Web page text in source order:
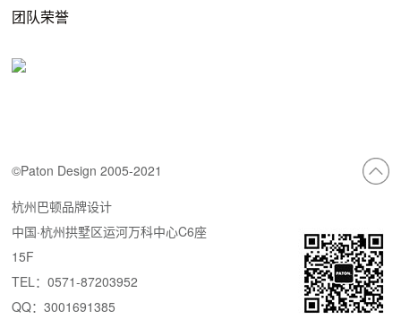
团队荣誉
©Paton Design 2005-2021
杭州巴顿品牌设计
中国·杭州拱墅区运河万科中心C6座
15F
TEL：0571-87203952
QQ：3001691385